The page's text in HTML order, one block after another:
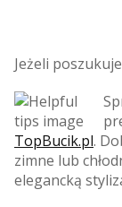
Jeżeli
TopBucik.pl.
zimne lub
elegancką